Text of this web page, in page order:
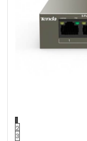
1
2
3